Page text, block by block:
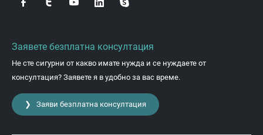
Заявете безплатна консултация
Не сте сигурни от какво имате нужда и се нуждаете от
консултация? Заявете я в удобно за вас време.
❯ Заяви безплатна консултация